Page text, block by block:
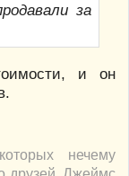
за
и он
нечему